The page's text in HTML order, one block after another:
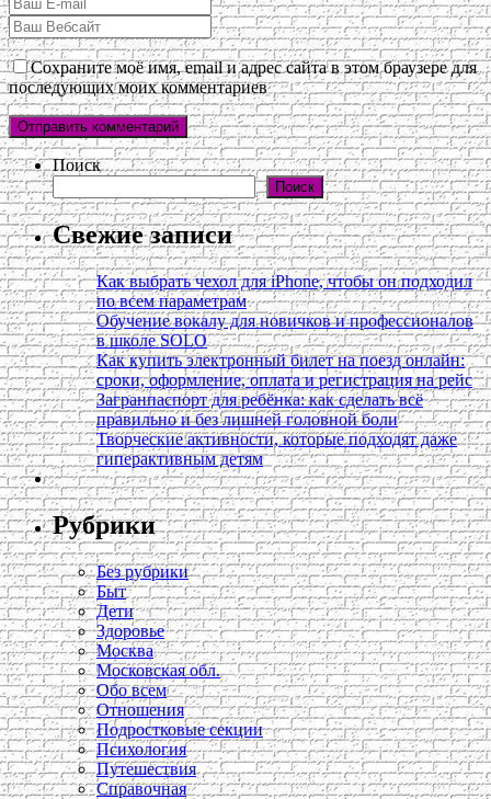
Сохраните моё имя, email и адрес сайта в этом браузере для
последующих моих комментариев
Поиск
Поиск
Свежие записи
Как выбрать чехол для iPhone, чтобы он подходил
по всем параметрам
Обучение вокалу для новичков и профессионалов
в школе SOLO
Как купить электронный билет на поезд онлайн:
сроки, оформление, оплата и регистрация на рейс
Загранпаспорт для ребёнка: как сделать всё
правильно и без лишней головной боли
Творческие активности, которые подходят даже
гиперактивным детям
Рубрики
Без рубрики
Быт
Дети
Здоровье
Москва
Московская обл.
Обо всем
Отношения
Подростковые секции
Психология
Путешествия
Справочная